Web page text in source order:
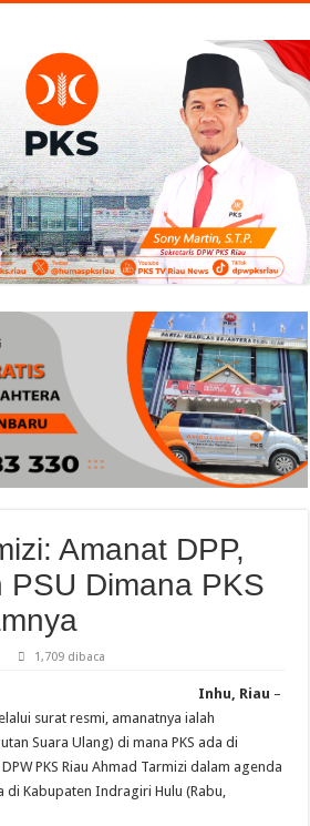
Amanat DPP,
PSU Dimana PKS
1,709 dibaca
Inhu, Riau –
surat resmi, amanatnya ialah
Suara Ulang) di mana PKS ada di
PKS Riau Ahmad Tarmizi dalam agenda
di Kabupaten Indragiri Hulu (Rabu,